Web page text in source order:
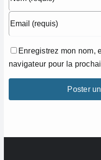
Enregistrez mon nom,
navigateur pour la